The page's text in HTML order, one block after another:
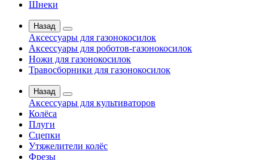
Шнеки
Назад
Аксессуары для газонокосилок
Аксессуары для роботов-газонокосилок
Ножи для газонокосилок
Травосборники для газонокосилок
Назад
Аксессуары для культиваторов
Колёса
Плуги
Сцепки
Утяжелители колёс
Фрезы